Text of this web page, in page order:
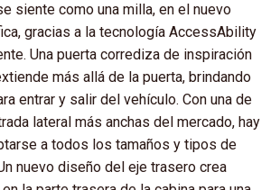
siente como una milla, en el nuevo
gracias a la tecnología AccessAbility
Una puerta corrediza de inspiración
más allá de la puerta, brindando
entrar y salir del vehículo. Con una de
lateral más anchas del mercado, hay
a todos los tamaños y tipos de
nuevo diseño del eje trasero crea